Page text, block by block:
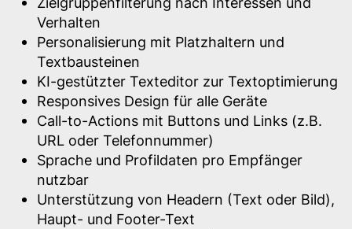
Verhalten
Personalisierung mit Platzhaltern und
Textbausteinen
KI-gestützter Texteditor zur Textoptimierung
Responsives Design für alle Geräte
Call-to-Actions mit Buttons und Links (z.B.
URL oder Telefonnummer)
Sprache und Profildaten pro Empfänger
nutzbar
Unterstützung von Headern (Text oder Bild),
Haupt- und Footer-Text